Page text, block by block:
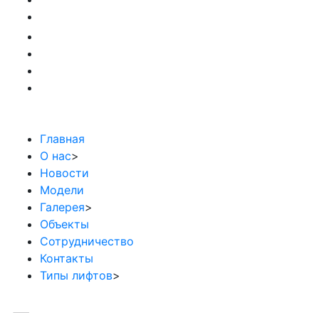
Главная
О нас>
Новости
Модели
Галерея>
Объекты
Сотрудничество
Контакты
Типы лифтов>